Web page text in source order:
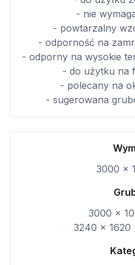
- nie
- powtarzalny
- odporność na
- odporny na wysokie
- do użytku na
- polecany na
- sugerowana
3000 x
3000 x
3240 x 1620